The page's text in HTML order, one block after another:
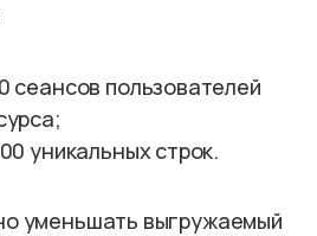
сеансов пользователей
уникальных строк.
уменьшать выгружаемый